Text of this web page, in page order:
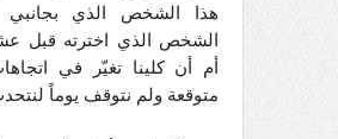
هذا الشخص الذي
الشخص الذي اخترته قبل
أم أن كلينا تغيّر في
متوقعة ولم نتوقف يوماً